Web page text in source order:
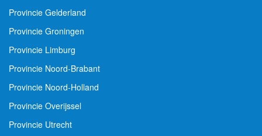
Provincie Gelderland
Provincie Groningen
Provincie Limburg
Provincie Noord-Brabant
Provincie Noord-Holland
Provincie Overijssel
Provincie Utrecht